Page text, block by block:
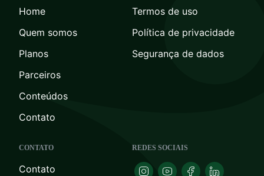
Home
Quem somos
Planos
Parceiros
Conteúdos
Contato
Termos de uso
Política de privacidade
Segurança de dados
CONTATO
Contato
REDES SOCIAIS